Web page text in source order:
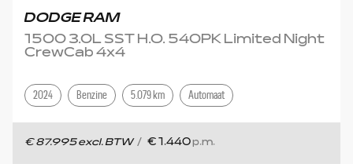
DODGE RAM
1500 3.0L SST H.O. 540PK Limited Night
CrewCab 4x4
2024 Benzine 5.079 km Automaat
€ 87.995 excl. BTW / € 1.440 p.m.